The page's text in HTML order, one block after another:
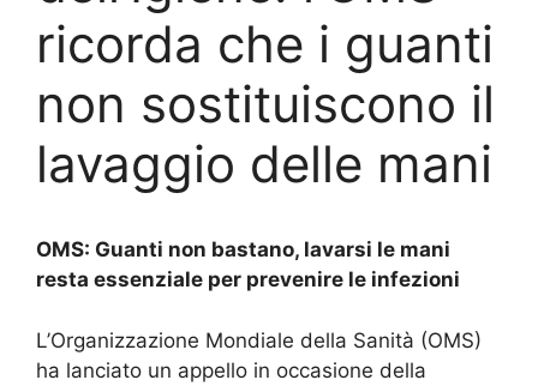
ricorda che i guanti
non sostituiscono il
lavaggio delle mani
OMS: Guanti non bastano, lavarsi le mani
resta essenziale per prevenire le infezioni
L’Organizzazione Mondiale della Sanità (OMS)
ha lanciato un appello in occasione della